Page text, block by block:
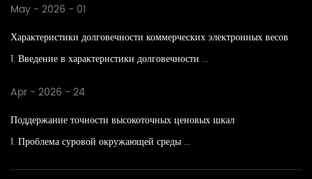
May - 2026 - 01
Характеристики долговечности коммерческих электронных весов
1. Введение в характеристики долговечности ...
Apr - 2026 - 24
Поддержание точности высокоточных ценовых шкал
1. Проблема суровой окружающей среды ...